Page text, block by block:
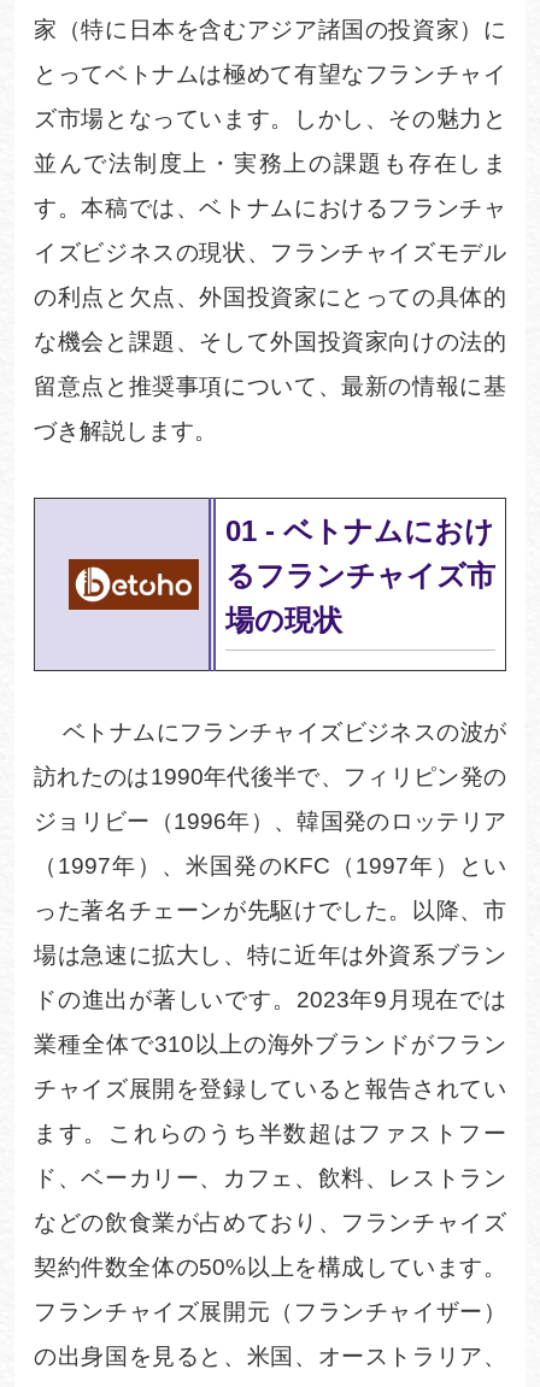
家（特に日本を含むアジア諸国の投資家）に
とってベトナムは極めて有望なフランチャイ
ズ市場となっています。しかし、その魅力と
並んで法制度上・実務上の課題も存在しま
す。本稿では、ベトナムにおけるフランチャ
イズビジネスの現状、フランチャイズモデル
の利点と欠点、外国投資家にとっての具体的
な機会と課題、そして外国投資家向けの法的
留意点と推奨事項について、最新の情報に基
づき解説します。
01 - ベトナムにおけ
るフランチャイズ市
場の現状
ベトナムにフランチャイズビジネスの波が
訪れたのは1990年代後半で、フィリピン発の
ジョリビー（1996年）、韓国発のロッテリア
（ 1997年）、米国発のKFC （ 1997年）とい
った著名チェーンが先駆けでした。以降、市
場は急速に拡大し、特に近年は外資系ブラン
ドの進出が著しいです。 2023年9 月現在では
業種全体で310以上の海外ブランドがフラン
チャイズ展開を登録していると報告されてい
ます。これらのうち半数超はファストフー
ド、ベーカリー、カフェ、飲料、レストラン
などの飲食業が占めており、フランチャイズ
契約件数全体の50%以上を構成しています。
フランチャイズ展開元（フランチャイザー）
の出身国を見ると、米国、オーストラリア、